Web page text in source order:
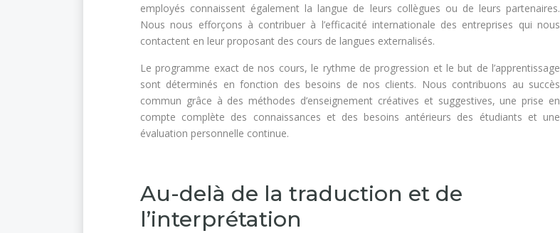
employés connaissent également la langue de leurs collègues ou de leurs partenaires.
Nous nous efforçons à contribuer à l’efficacité internationale des entreprises qui nous
contactent en leur proposant des cours de langues externalisés.
Le programme exact de nos cours, le rythme de progression et le but de l’apprentissage
sont déterminés en fonction des besoins de nos clients. Nous contribuons au succès
commun grâce à des méthodes d’enseignement créatives et suggestives, une prise en
compte complète des connaissances et des besoins antérieurs des étudiants et une
évaluation personnelle continue.
Au-delà de la traduction et de
l’interprétation